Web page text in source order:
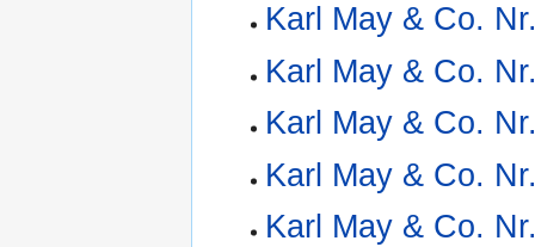
Karl May & Co.
Karl May & Co.
Karl May & Co.
Karl May & Co.
Karl May & Co.